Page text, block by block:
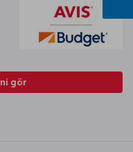
gör